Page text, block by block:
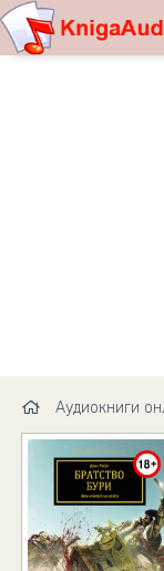
Аудиокниги